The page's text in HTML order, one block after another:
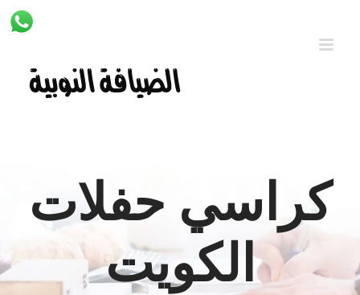
كراسي حفلات
الكويت